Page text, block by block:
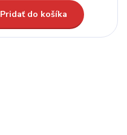
Pridať do košíka